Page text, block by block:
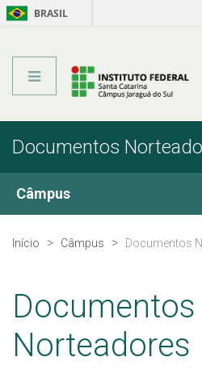
BRASIL
Documentos
Câmpus
Histórico
Estrutura Organizacional
Início Câmpus Documentos
Documentos
Norteadores